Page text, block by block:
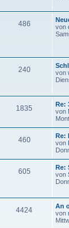
486
von
240
von
1835
Re:
von
460
Re:
von
605
Re:
von
4424
An
von